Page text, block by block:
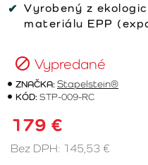
Vyrobený z
materiálu EPP
Vypredané
ZNAČKA:Stapelstein®
KÓD:STP-009-RC
179 €
Bez DPH: 145,53 €